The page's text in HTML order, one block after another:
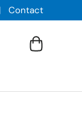
Contact
Panier